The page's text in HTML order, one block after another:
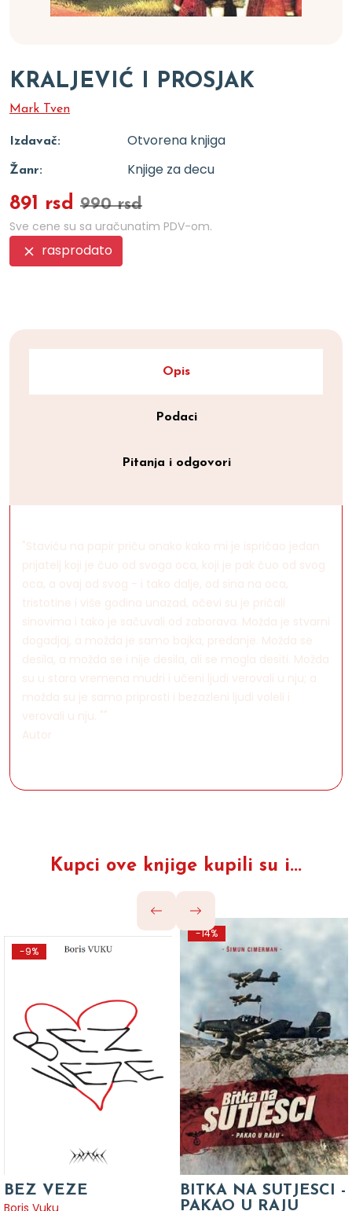
KRALJEVIĆ I PROSJAK
Mark Tven
Izdavač: Otvorena knjiga
Žanr: Knjige za decu
891 rsd 990 rsd
Sve cene su sa uračunatim PDV-om.
rasprodato
Opis
Podaci
Pitanja i odgovori
"Staviću na papir priču onako kako mi je ispričao jedan
prijatelj koji je čuo od svoga oca, koji je pak čuo od svog
oca, a ovaj od svog - i tako dalje, od sina na oca,
tristotine i više godina unazad, očevi su je pričali
sinovima i tako je sačuvali od zaborava. Možda je stvarni
dogadjaj, a možda je samo bajka, predanje. Možda se
desila, a možda se i nije desila, ali se mogla desiti. Možda
su u stara vremena mudri i učeni ljudi verovali u nju; a
možda su je samo priprosti i bezazleni ljudi voleli i
verovali u nju. ""
Autor
Kupci ove knjige kupili su i...
-9%
BEZ VEZE
-14%
BITKA NA SUTJESCI -
PAKAO U RAJU